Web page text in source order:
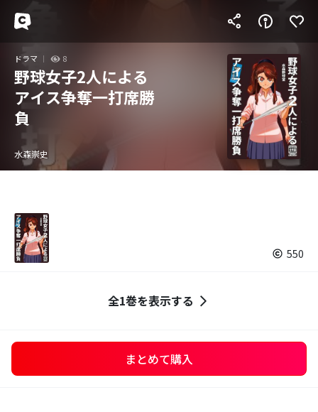
ドラマ 8
野球女子2人による
アイス争奪一打席勝
負
水森崇史
550
全1巻を表示する
まとめて購入